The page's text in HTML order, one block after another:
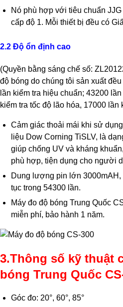
Nó phù hợp với tiêu chuẩn
cấp độ 1. Mỗi thiết bị đều có
2.2 Độ ổn định cao
(Quyền bằng sáng chế số:
độ bóng do chúng tôi sản xuất
lần kiểm tra hiệu chuẩn; 43200
kiểm tra tốc độ lão hóa, 17000 lần
Cảm giác thoải mái khi sử
liệu Dow Corning TiSLV, là
giúp chống UV và kháng
phù hợp, tiện dụng cho người
Dung lượng pin lớn
tục trong 54300 lần.
Máy đo độ bóng Trung Quốc
miễn phí, bảo hành 1 năm.
3.Thông số kỹ thuật
bóng Trung Quốc
Góc đo: 20°, 60°, 85°